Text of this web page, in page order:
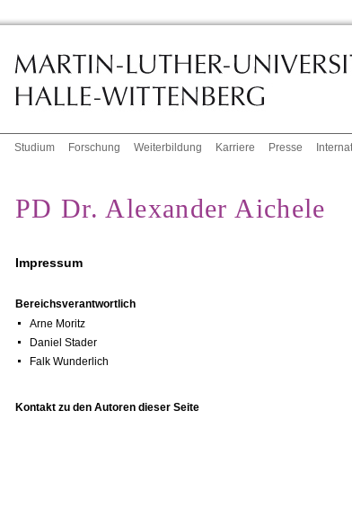
Studium Forschung Weiterbildung Karriere Presse
PD Dr. Alexander Aichele
Impressum
Bereichsverantwortlich
Arne Moritz
Daniel Stader
Falk Wunderlich
Kontakt zu den Autoren dieser Seite